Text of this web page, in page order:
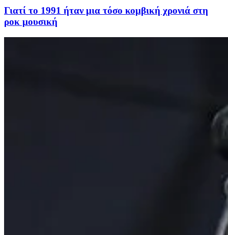
Γιατί το 1991 ήταν μια τόσο κομβική χρονιά στη
ροκ μουσική